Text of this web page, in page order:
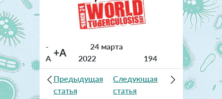
-
A +A
24 марта
2022
194
Предыдущая
статья
Следующая
статья